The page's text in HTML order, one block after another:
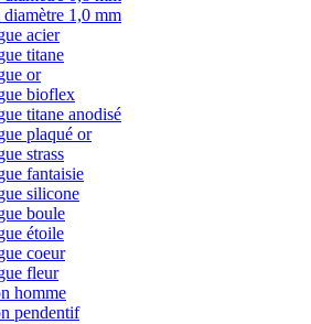
1,0 mm
acier
titane
or
bioflex
titane anodisé
plaqué or
strass
fantaisie
silicone
boule
étoile
coeur
fleur
homme
pendentif